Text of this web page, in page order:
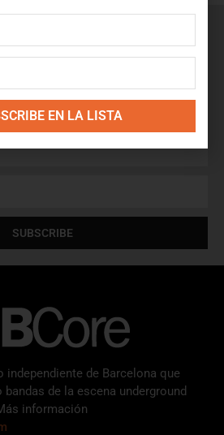
newsletter
correos de BCore y obtén en
productos, ofertas, contenido
más!
SUBSCRIBE
independiente de Barcelona que
bandas de la escena underground
información
EN LA LISTA